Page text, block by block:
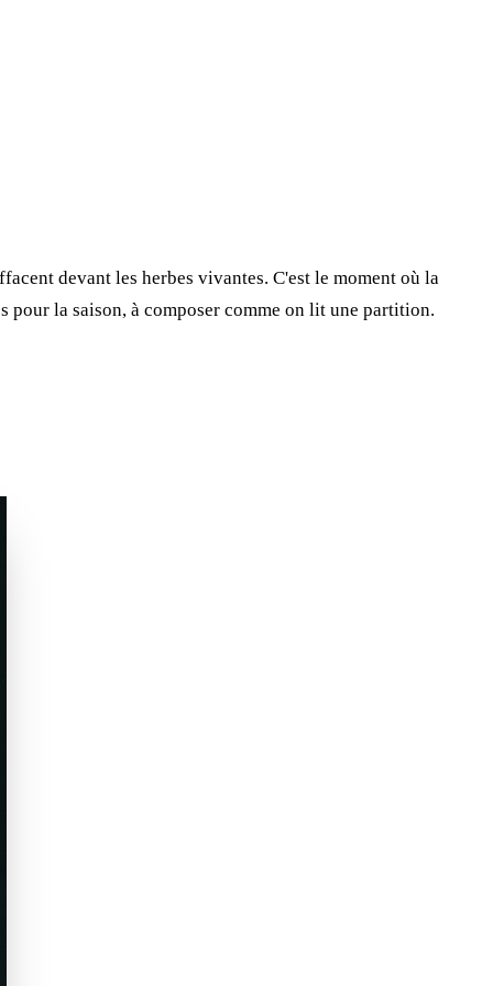
devant les herbes vivantes. C'est le moment où la
la saison, à composer comme on lit une partition.